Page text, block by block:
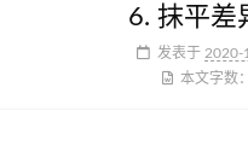
6. 抹平差
发表于 2020-
本文字数：